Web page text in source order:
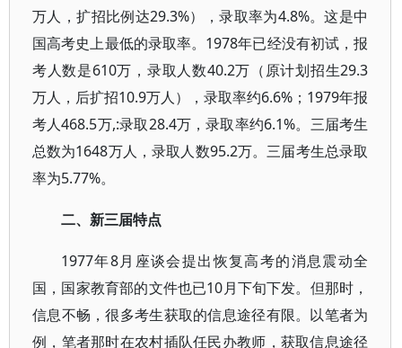
万人，扩招比例达29.3%），录取率为4.8%。这是中
国高考史上最低的录取率。1978年已经没有初试，报
考人数是610万，录取人数40.2万（原计划招生29.3
万人，后扩招10.9万人），录取率约6.6%；1979年报
考人468.5万,:录取28.4万，录取率约6.1%。三届考生
总数为1648万人，录取人数95.2万。三届考生总录取
率为5.77%。
二、新三届特点
1977年8月座谈会提出恢复高考的消息震动全
国，国家教育部的文件也已10月下旬下发。但那时，
信息不畅，很多考生获取的信息途径有限。以笔者为
例，笔者那时在农村插队任民办教师，获取信息途径